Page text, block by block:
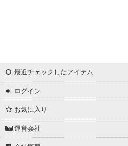
最近チェックしたアイテム
ログイン
お気に入り
運営会社